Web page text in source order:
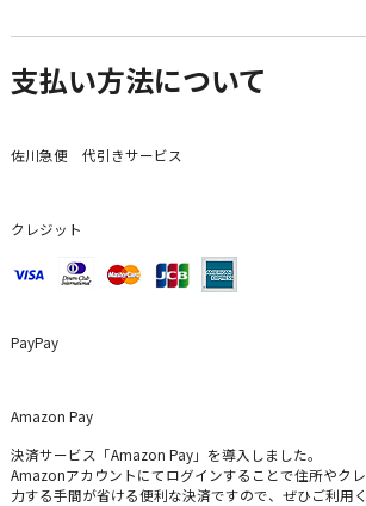
支払い方法について
佐川急便 代引きサービス
クレジット
PayPay
Amazon Pay
決済サービス「Amazon Pay」を導入しました。
Amazonアカウントにてログインすることで住所やク
力する手間が省ける便利な決済ですので、ぜひご利用く